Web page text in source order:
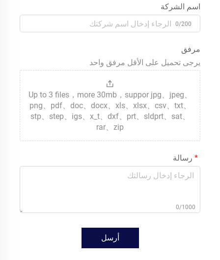
اسم الشركة
0/200
مرفق
يرجى تحميل على الأقل مرفق واحد
Up to 3 files，more 30mb，suppor jpg、jpeg、
png、pdf、doc、docx、xls、xlsx、csv、txt、
stp、step、igs、x_t、dxf、prt、sldprt、sat、
rar、zip
رسالة
0/1000
أرسل